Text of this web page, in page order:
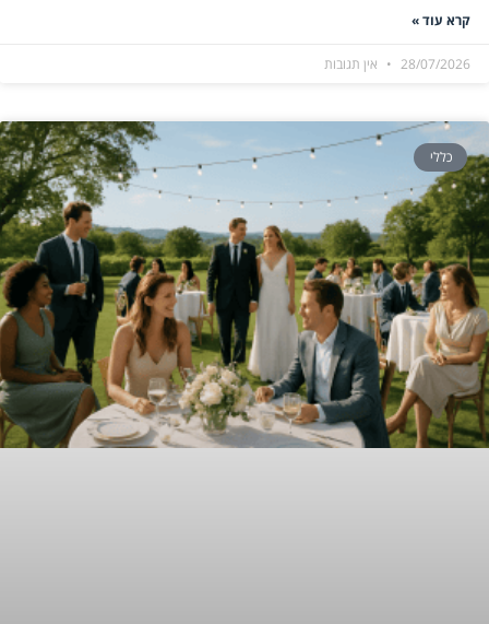
קרא עוד »
28/07/2026 אין תגובות
כללי